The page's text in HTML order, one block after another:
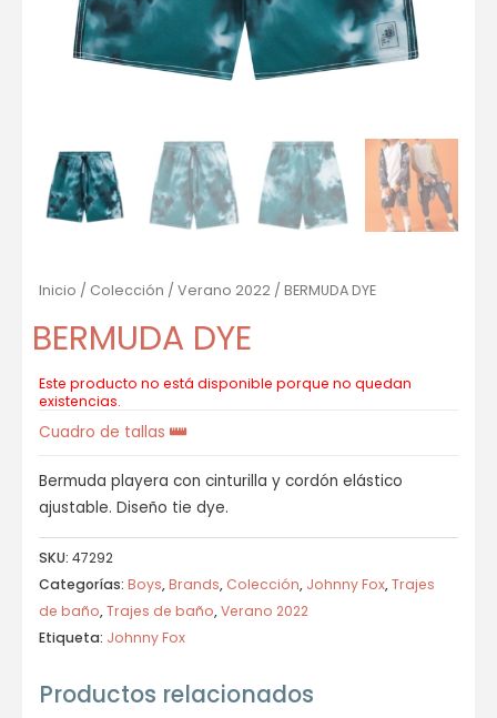
Inicio / Colección / Verano 2022 / BERMUDA DYE
BERMUDA DYE
Este producto no está disponible porque no quedan
existencias.
Cuadro de tallas
Bermuda playera con cinturilla y cordón elástico
ajustable. Diseño tie dye.
SKU: 47292
Categorías: Boys,Brands, Colección, Johnny Fox,Trajes
de baño,Trajes de baño,Verano 2022
Etiqueta: Johnny Fox
Productos relacionados